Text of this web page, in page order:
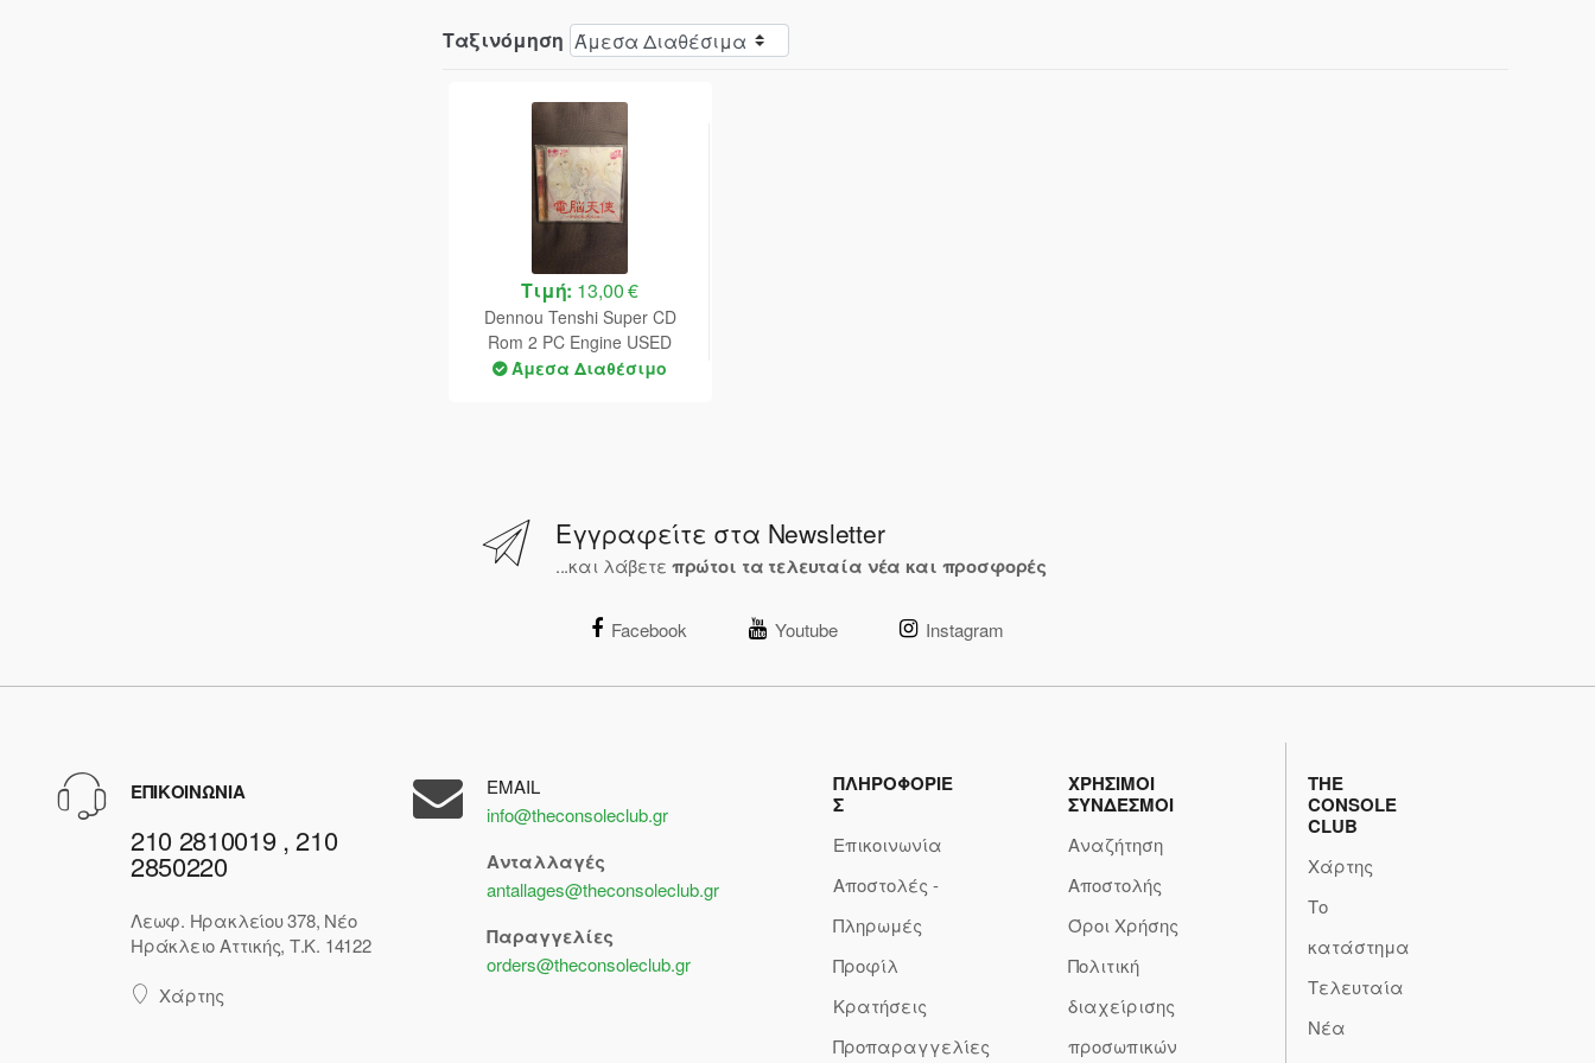
Ταξινόμηση
Τιμή: 13,00 €
Dennou Tenshi Super CD
Rom 2 PC Engine USED
(JAPAN)
Άμεσα Διαθέσιμο
Εγγραφείτε στα Newsletter
...και λάβετε πρώτοι τα τελευταία νέα και προσφορές
Facebook Youtube Instagram
ΕΠΙΚΟΙΝΩΝΙΑ
210 2810019 , 210
2850220
Λεωφ. Ηρακλείου 378, Νέο
Ηράκλειο Αττικής, Τ.Κ. 14122
Χάρτης
EMAIL
info@theconsoleclub.gr
Ανταλλαγές
antallages@theconsoleclub.gr
Παραγγελίες
orders@theconsoleclub.gr
ΠΛΗΡΟΦΟΡΙΕ
Σ
Επικοινωνία
Αποστολές -
Πληρωμές
Προφίλ
Κρατήσεις
Προπαραγγελίες
ΧΡΗΣΙΜΟΙ
ΣΥΝΔΕΣΜΟΙ
Αναζήτηση
Αποστολής
Όροι Χρήσης
Πολιτική
διαχείρισης
προσωπικών
THE
CONSOLE
CLUB
Χάρτης
Το
κατάστημα
Τελευταία
Νέα